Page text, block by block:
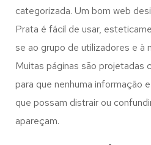
categorizada. Um bom web
Prata é fácil de usar,
se ao grupo de utilizadores e à
Muitas páginas são projetadas
para que nenhuma informação
que possam distrair ou
apareçam.